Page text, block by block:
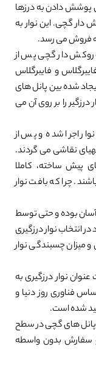
پوشش دادن به درزها
گچی. این نوار به
فروش می رسد.
روکش دار گچی پس از
و فایبرگلاس
شده بین پانل های
را بر روی آن می
اجرا شده و پس از
نقاشی می گردند.
پیش ساخته، کاملا
چرا که بافت نوار
آسان بوده و حتی توسط
انتخاب نوار درزگیری
چسبندگی نوار
نوار درزگیری به
فناوری روز دنیا و
شده است.
های گچی در سطح
سفارش بدون واسطه